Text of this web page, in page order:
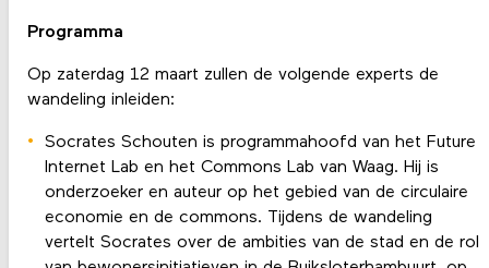
Programma
Op zaterdag 12 maart zullen de volgende experts de
wandeling inleiden:
Socrates Schouten is programmahoofd van het Future
Internet Lab en het Commons Lab van Waag. Hij is
onderzoeker en auteur op het gebied van de circulaire
economie en de commons. Tijdens de wandeling
vertelt Socrates over de ambities van de stad en de rol